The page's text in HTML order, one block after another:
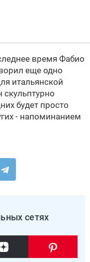
время Фабио
еще одно
итальянской
скульптурно
будет просто
- напоминанием
сетях